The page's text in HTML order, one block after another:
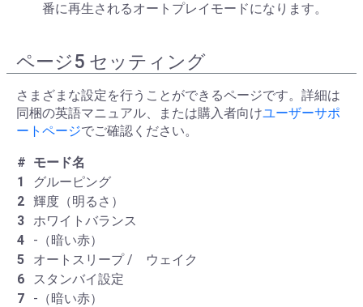
番に再生されるオートプレイモードになります。
ページ5 セッティング
さまざまな設定を行うことができるページです。詳細は
同梱の英語マニュアル、または購入者向けユーザーサポ
ートページでご確認ください。
# モード名
1
グルーピング
2 輝度（明るさ）
3 ホワイトバランス
4
-（暗い赤）
5
オートスリープ / ウェイク
6
スタンバイ設定
7
-（暗い赤）